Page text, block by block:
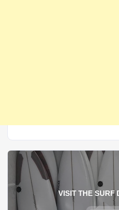
VISIT THE SURF